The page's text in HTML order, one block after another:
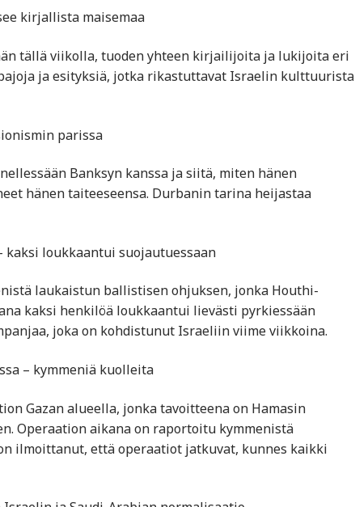
kirjallista maisemaa
tällä viikolla, tuoden yhteen kirjailijoita ja lukijoita eri
ja esityksiä, jotka rikastuttavat Israelin kulttuurista
parissa
Banksyn kanssa ja siitä, miten hänen
hänen taiteeseensa. Durbanin tarina heijastaa
loukkaantui suojautuessaan
laukaistun ballistisen ohjuksen, jonka Houthi-
kaksi henkilöä loukkaantui lievästi pyrkiessään
joka on kohdistunut Israeliin viime viikkoina.
– kymmeniä kuolleita
Gazan alueella, jonka tavoitteena on Hamasin
Operaation aikana on raportoitu kymmenistä
ilmoittanut, että operaatiot jatkuvat, kunnes kaikki